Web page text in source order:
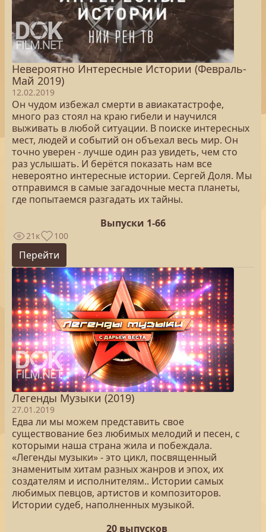
Невероятно Интересные Истории (Февраль-
Май 2019)
12.02.2019
Он чудом избежал смерти в авиакатастрофе,
много раз стоял на краю гибели и научился
выживать в любой ситуации. В поиске интересных
мест, людей и событий он объехал весь мир. Он
точно уверен - лучше один раз увидеть, чем сто
раз услышать. И берётся показать нам все
невероятно интересные истории. Сергей Доля. Мы
отправимся в самые загадочные места планеты,
где попытаемся разгадать их тайны.
Выпуски 1-66
21к 100
Перейти
Легенды Музыки (2019)
27.01.2019
Едва ли мы можем представить свое
существование без любимых мелодий и песен, с
которыми наша страна жила и побеждала.
«Легенды музыки» - это цикл, посвященный
знаменитым хитам разных жанров и эпох, их
создателям и исполнителям.. Истории самых
любимых певцов, артистов и композиторов.
Истории судеб, наполненных музыкой.
20 выпусков